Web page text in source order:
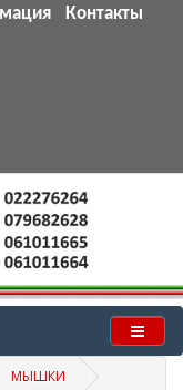
Контакты
МЫШКИ